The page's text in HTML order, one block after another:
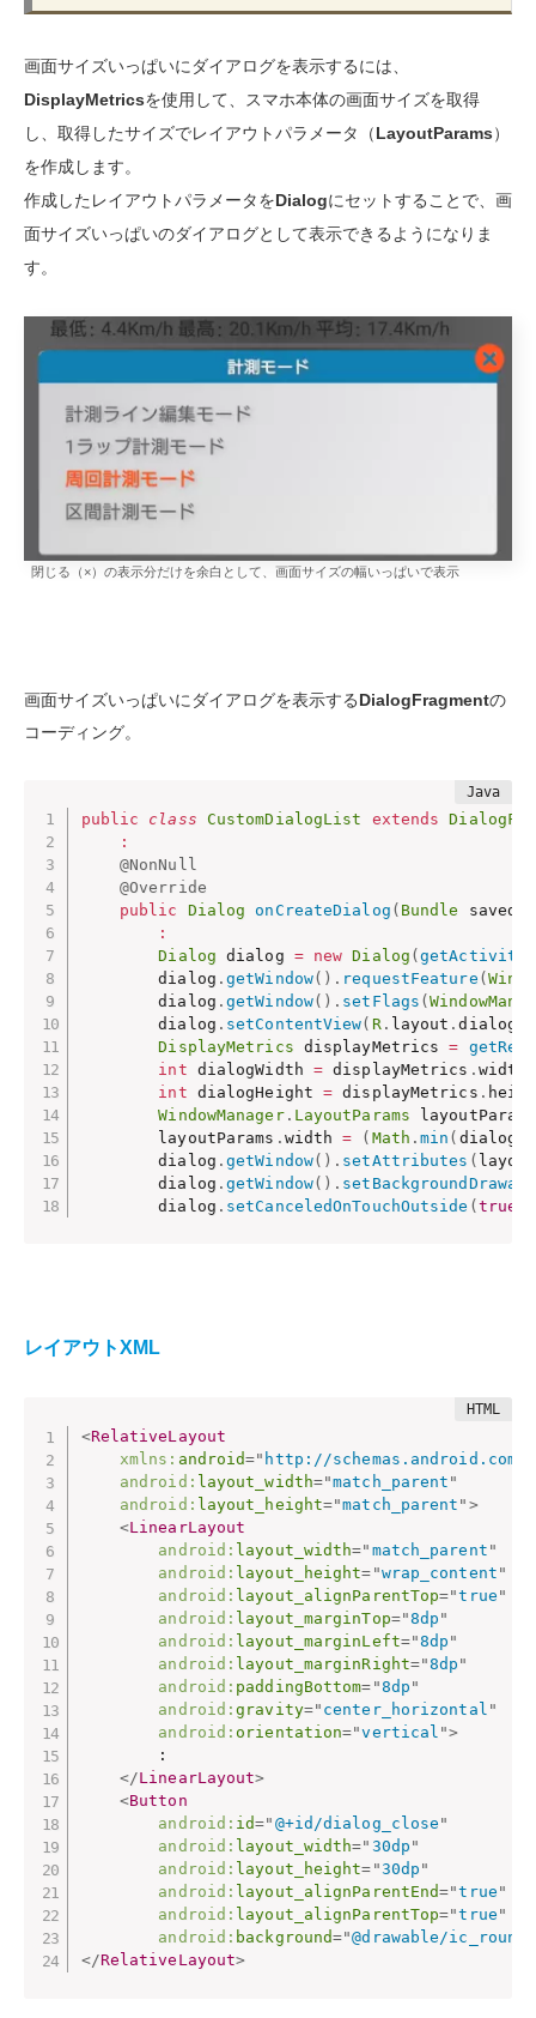
画面サイズいっぱいにダイアログを表示するには、
DisplayMetricsを使用して、スマホ本体の画面サイズを取得
し、取得したサイズでレイアウトパラメータ（LayoutParams）
を作成します。
作成したレイアウトパラメータをDialogにセットすることで、画
面サイズいっぱいのダイアログとして表示できるようになりま
す。
閉じる（×）の表示分だけを余白として、画面サイズの幅いっぱいで表示
画面サイズいっぱいにダイアログを表示するDialogFragmentの
コーディング。
public class CustomDialogList extends
:
@NonNull
@Override
public
Dialog onCreateDialog ( Bundle
:
Dialog dialog = new Dialog (getActivity
        dialog
.getWindow( ) . requestFeature (
        dialog
.getWindow( ) . setFlags (
        dialog
. setContentView( R. layout .
DisplayMetrics displayMetrics =
int dialogWidth = displayMetrics .
int dialogHeight = displayMetrics .
WindowManager. LayoutParams
        layoutParams
. width = ( Math .min (
        dialog
.getWindow( ) . setAttributes (
        dialog
.getWindow( ) .
        dialog
. setCanceledOnTouchOutside (true
レイアウトXML
<RelativeLayout
xmlns: android=" http://schemas.android.com/
android: layout_width="match_parent "
android: layout_height="match_parent " >
<LinearLayout
android: layout_width=" match_parent "
android: layout_height= "wrap_content "
android: layout_alignParentTop="true "
android: layout_marginTop="8dp "
android: layout_marginLeft="8dp "
android: layout_marginRight="8dp "
android: paddingBottom= "8dp "
android:gravity=" center_horizontal "
android:orientation="vertical ">
        :
</LinearLayout>
<Button
android: id=" @+id/dialog_close "
android: layout_width=" 30dp "
android: layout_height= "30dp "
android: layout_alignParentEnd="true "
android: layout_alignParentTop="true "
android: background="@drawable/
</RelativeLayout>